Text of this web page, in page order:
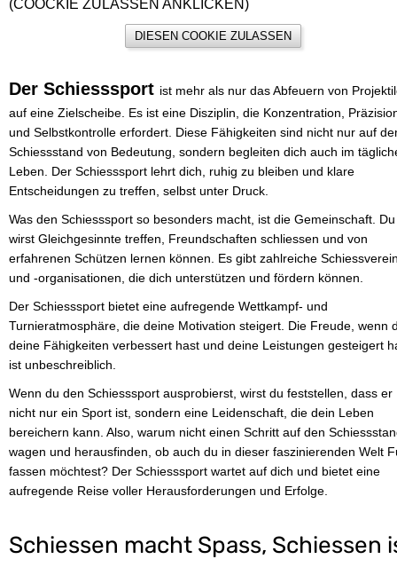
(COOCKIE ZULASSEN ANKLICKEN)
DIESEN COOKIE ZULASSEN
Der Schiesssport ist mehr als nur das Abfeuern von
auf eine Zielscheibe. Es ist eine Disziplin, die Konzentration,
und Selbstkontrolle erfordert. Diese Fähigkeiten sind nicht nur auf
Schiessstand von Bedeutung, sondern begleiten dich auch im
Leben. Der Schiesssport lehrt dich, ruhig zu bleiben und klare
Entscheidungen zu treffen, selbst unter Druck.
Was den Schiesssport so besonders macht, ist die Gemeinschaft. Du
wirst Gleichgesinnte treffen, Freundschaften schliessen und von
erfahrenen Schützen lernen können. Es gibt zahlreiche
und -organisationen, die dich unterstützen und fördern können.
Der Schiesssport bietet eine aufregende Wettkampf- und
Turnieratmosphäre, die deine Motivation steigert. Die Freude, wenn
deine Fähigkeiten verbessert hast und deine Leistungen gesteigert
ist unbeschreiblich.
Wenn du den Schiesssport ausprobierst, wirst du feststellen, dass er
nicht nur ein Sport ist, sondern eine Leidenschaft, die dein Leben
bereichern kann. Also, warum nicht einen Schritt auf den
wagen und herausfinden, ob auch du in dieser faszinierenden Welt
fassen möchtest? Der Schiesssport wartet auf dich und bietet eine
aufregende Reise voller Herausforderungen und Erfolge.
Schiessen macht Spass, Schiessen